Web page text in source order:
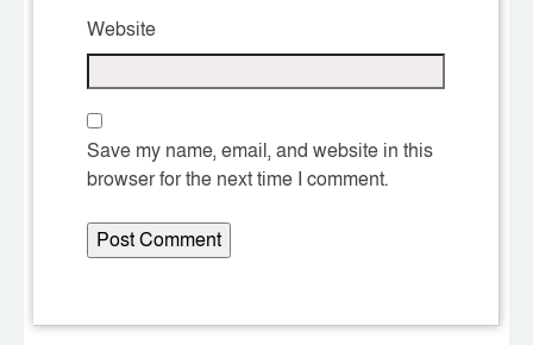
Website
Save my name, email, and website in this
browser for the next time I comment.